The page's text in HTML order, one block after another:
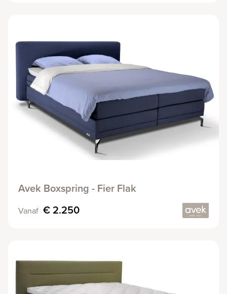
Avek Boxspring - Fier Flak
Vanaf € 2.250